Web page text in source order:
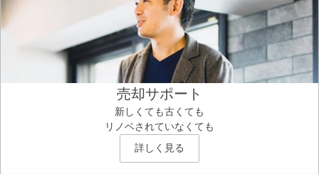
売却サポート
新しくても古くても
リノベされていなくても
詳しく見る